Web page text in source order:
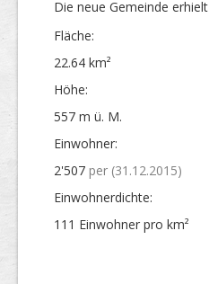
Die neue Gemeinde
Fläche:
22.64 km²
Höhe:
557 m ü. M.
Einwohner:
2'507 per (31.12.2015)
Einwohner­dichte:
111 Einwohner pro km²